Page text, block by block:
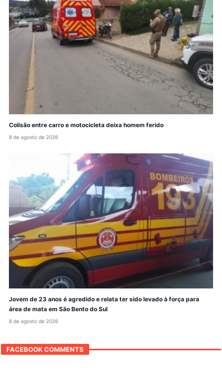
Colisão entre carro e motocicleta deixa homem ferido
8 de agosto de 2026
Jovem de 23 anos é agredido e relata ter sido levado à força para
área de mata em São Bento do Sul
8 de agosto de 2026
FACEBOOK COMMENTS